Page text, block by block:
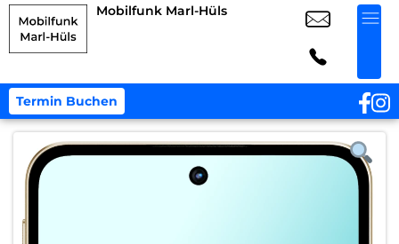
Mobilfunk Marl-Hüls
Termin Buchen